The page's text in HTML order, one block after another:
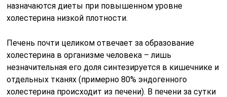
назначаются диеты при повышенном уровне
холестерина низкой плотности.
Печень почти целиком отвечает за образование
холестерина в организме человека – лишь
незначительная его доля синтезируется в кишечнике и
отдельных тканях (примерно 80% эндогенного
холестерина происходит из печени). В печени за сутки